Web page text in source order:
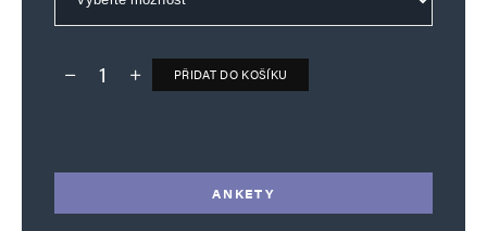
Deník TO – verze bez reklam množství
PŘIDAT DO KOŠÍKU
ANKETY